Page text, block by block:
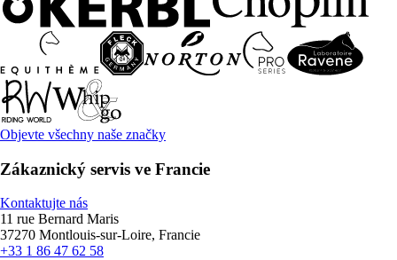
Objevte všechny naše značky
Zákaznický servis ve Francie
Kontaktujte nás
11 rue Bernard Maris
37270 Montlouis-sur-Loire, Francie
+33 1 86 47 62 58